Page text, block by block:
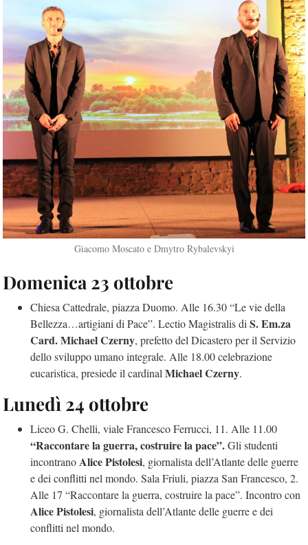
Giacomo Moscato e Dmytro Rybalevskyi
Domenica 23 ottobre
Chiesa Cattedrale, piazza Duomo. Alle 16.30 “Le vie della
Bellezza…artigiani di Pace”. Lectio Magistralis di S. Em.za
Card. Michael Czerny, prefetto del Dicastero per il Servizio
dello sviluppo umano integrale. Alle 18.00 celebrazione
eucaristica, presiede il cardinal Michael Czerny.
Lunedì 24 ottobre
Liceo G. Chelli, viale Francesco Ferrucci, 11. Alle 11.00
“Raccontare la guerra, costruire la pace”.Gli studenti
incontranoAlice Pistolesi, giornalista dell’Atlante delle guerre
e dei conflitti nel mondo. Sala Friuli, piazza San Francesco, 2.
Alle 17 “Raccontare la guerra, costruire la pace”. Incontro con
Alice Pistolesi, giornalista dell’Atlante delle guerre e dei
conflitti nel mondo.